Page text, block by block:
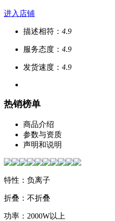
进入店铺
描述相符： 4.9
服务态度： 4.9
发货速度： 4.9
热销榜单
商品介绍
参数与资质
声明和说明
特性：负离子
折叠：不折叠
功率：2000W以上